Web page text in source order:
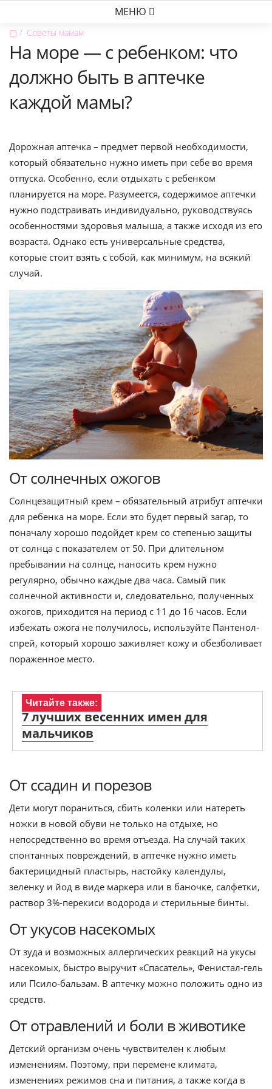
МЕНЮ
▢ Советы мамам
На море — с ребенком: что
должно быть в аптечке
каждой мамы?
Дорожная аптечка – предмет первой необходимости,
который обязательно нужно иметь при себе во время
отпуска. Особенно, если отдыхать с ребенком
планируется на море. Разумеется, содержимое аптечки
нужно подстраивать индивидуально, руководствуясь
особенностями здоровья малыша, а также исходя из его
возраста. Однако есть универсальные средства,
которые стоит взять с собой, как минимум, на всякий
случай.
От солнечных ожогов
Солнцезащитный крем – обязательный атрибут аптечки
для ребенка на море. Если это будет первый загар, то
поначалу хорошо подойдет крем со степенью защиты
от солнца с показателем от 50. При длительном
пребывании на солнце, наносить крем нужно
регулярно, обычно каждые два часа. Самый пик
солнечной активности и, следовательно, полученных
ожогов, приходится на период с 11 до 16 часов. Если
избежать ожога не получилось, используйте Пантенол-
спрей, который хорошо заживляет кожу и обезболивает
пораженное место.
Читайте также:
7 лучших весенних имен для
мальчиков
От ссадин и порезов
Дети могут пораниться, сбить коленки или натереть
ножки в новой обуви не только на отдыхе, но
непосредственно во время отъезда. На случай таких
спонтанных повреждений, в аптечке нужно иметь
бактерицидный пластырь, настойку календулы,
зеленку и йод в виде маркера или в баночке, салфетки,
раствор 3%-перекиси водорода и стерильные бинты.
От укусов насекомых
От зуда и возможных аллергических реакций на укусы
насекомых, быстро выручит «Спасатель», Фенистал-гель
или Псило-бальзам. В аптечку можно положить одно из
средств.
От отравлений и боли в животике
Детский организм очень чувствителен к любым
изменениям. Поэтому, при перемене климата,
изменениях режимов сна и питания, а также когда в